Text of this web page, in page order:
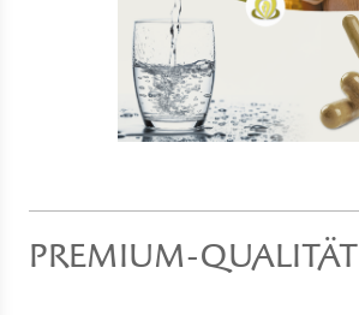
PREMIUM-QUALITÄT